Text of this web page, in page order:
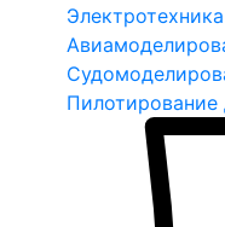
Электротехника
Пилотирование